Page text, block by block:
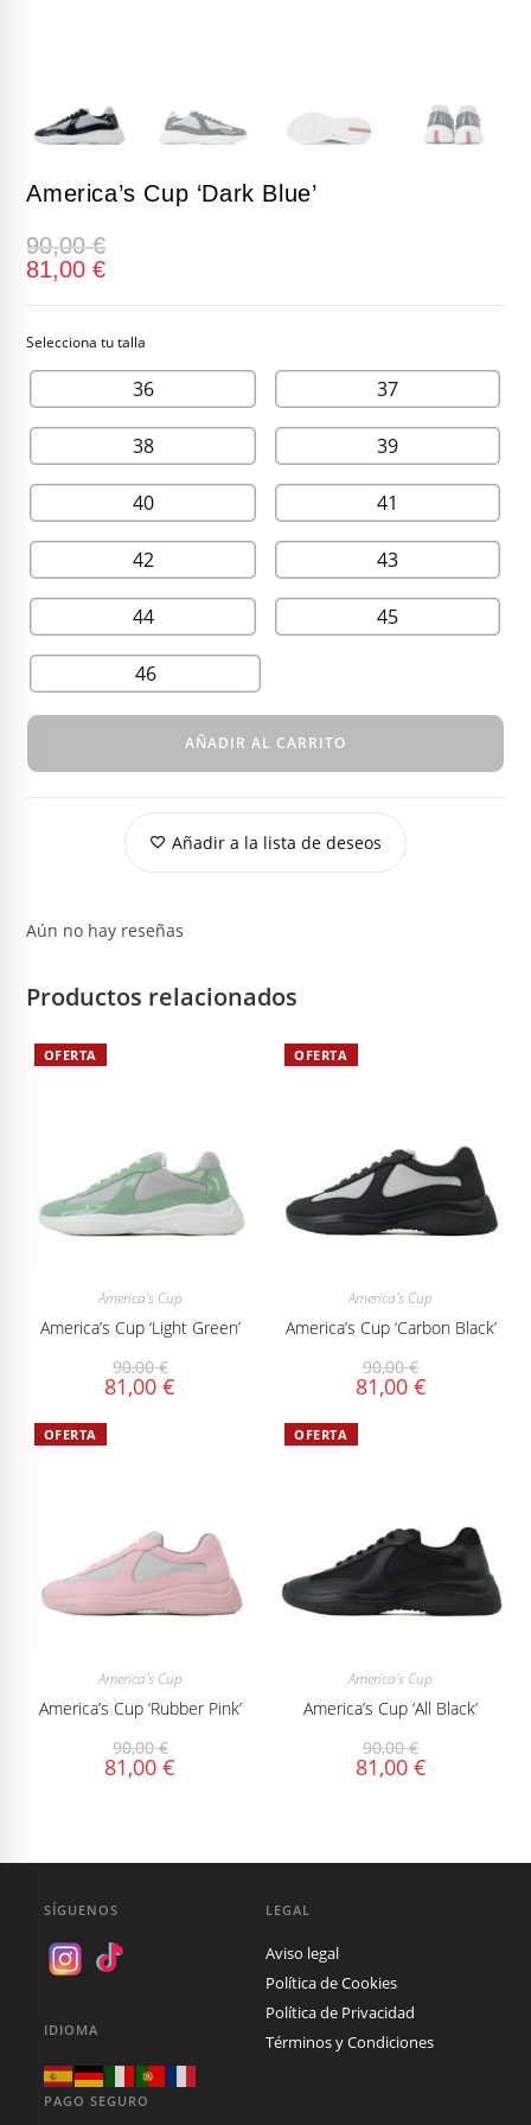
America’s Cup ‘Dark Blue’
90,00€
81,00€
36 37
38 39
40 41
42 43
44 45
46
AÑADIR AL CARRITO
Añadir a la lista de deseos
Aún no hay reseñas
Productos relacionados
OFERTA
America's Cup
America’s Cup ‘Light Green’
90,00€
81,00€
OFERTA
America's Cup
America’s Cup ‘Carbon Black’
90,00€
81,00 €
OFERTA
America's Cup
America’s Cup ‘Rubber Pink’
90,00€
81,00€
OFERTA
America's Cup
America’s Cup ‘All Black’
90,00€
81,00 €
SÍGUENOS
IDIOMA
LEGAL
Aviso legal
Política de Cookies
Política de Privacidad
Términos y Condiciones
PAGO SEGURO